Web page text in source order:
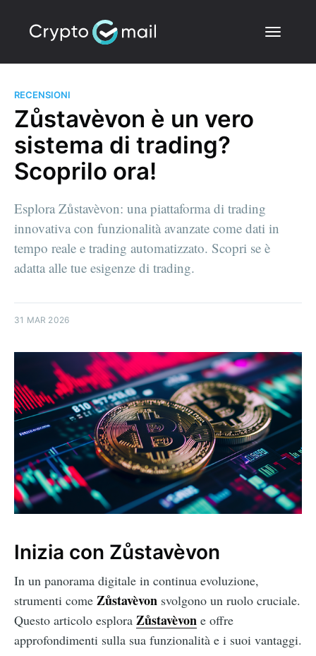
RECENSIONI
Zůstavèvon è un vero
sistema di trading?
Scoprilo ora!
Esplora Zůstavèvon: una piattaforma di trading
innovativa con funzionalità avanzate come dati in
tempo reale e trading automatizzato. Scopri se è
adatta alle tue esigenze di trading.
31 MAR 2026
Inizia con Zůstavèvon
In un panorama digitale in continua evoluzione,
strumenti come Zůstavèvon svolgono un ruolo cruciale.
Questo articolo esplora Zůstavèvon e offre
approfondimenti sulla sua funzionalità e i suoi vantaggi.